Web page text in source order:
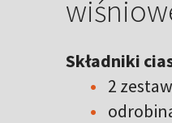
Składniki
2